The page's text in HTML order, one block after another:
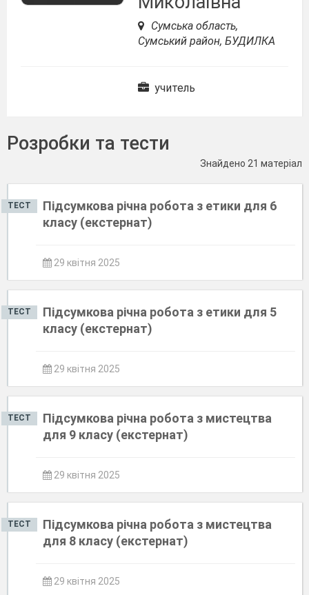
Сумська область,
Сумський район, БУДИЛКА
учитель
Розробки та тести
Знайдено 21 матеріал
ТЕСТ
Підсумкова річна робота з етики для 6
класу (екстернат)
29 квітня 2025
ТЕСТ
Підсумкова річна робота з етики для 5
класу (екстернат)
29 квітня 2025
ТЕСТ
Підсумкова річна робота з мистецтва
для 9 класу (екстернат)
29 квітня 2025
ТЕСТ
Підсумкова річна робота з мистецтва
для 8 класу (екстернат)
29 квітня 2025